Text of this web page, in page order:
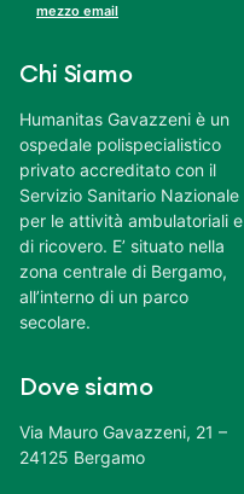
mezzo email
Chi Siamo
Humanitas Gavazzeni è un
ospedale polispecialistico
privato accreditato con il
Servizio Sanitario Nazionale
per le attività ambulatoriali e
di ricovero. E’ situato nella
zona centrale di Bergamo,
all’interno di un parco
secolare.
Dove siamo
Via Mauro Gavazzeni, 21 –
24125 Bergamo